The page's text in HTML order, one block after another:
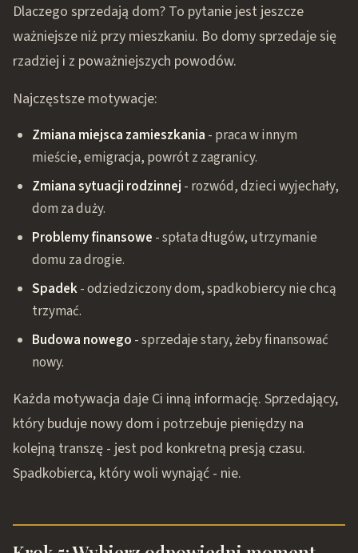
Dlaczego sprzedają dom? To pytanie jest jeszcze
ważniejsze niż przy mieszkaniu. Bo domy sprzedaje się
rzadziej i z poważniejszych powodów.
Najczęstsze motywacje:
Zmiana miejsca zamieszkania - praca w innym
mieście, emigracja, powrót z zagranicy.
Zmiana sytuacji rodzinnej - rozwód, dzieci wyjechały,
dom za duży.
Problemy finansowe - spłata długów, utrzymanie
domu za drogie.
Spadek- odziedziczony dom, spadkobiercy nie chcą
trzymać.
Budowa nowego - sprzedaje stary, żeby finansować
nowy.
Każda motywacja daje Ci inną informację. Sprzedający,
który buduje nowy dom i potrzebuje pieniędzy na
kolejną transzę - jest pod konkretną presją czasu.
Spadkobierca, który woli wynająć - nie.